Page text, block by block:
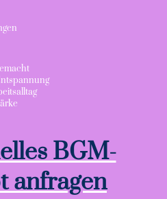
BGM-
anfragen